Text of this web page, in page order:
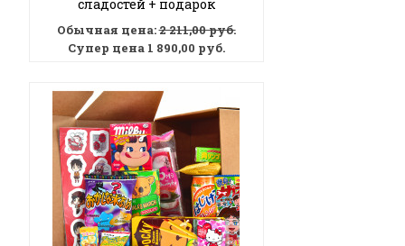
сладостей + подарок
Обычная цена:2 211,00 руб.
Супер цена 1 890,00 руб.